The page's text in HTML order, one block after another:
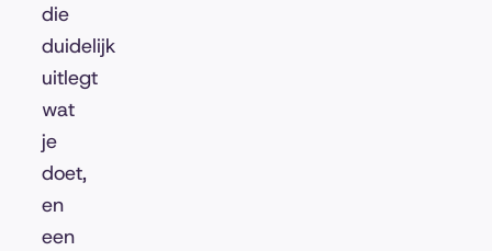
die
duidelijk
uitlegt
wat
je
doet,
en
een